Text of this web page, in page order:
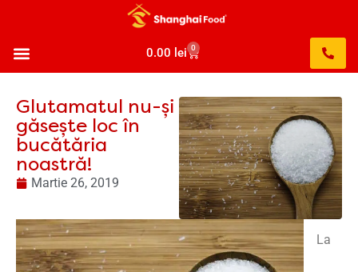
0.00 lei 0
Glutamatul nu-și
găsește loc în
bucătăria
noastră!
Martie 26, 2019
La